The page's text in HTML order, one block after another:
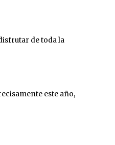
de toda la
este año,